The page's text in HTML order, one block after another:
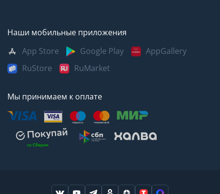
Наши мобильные приложения
App Store
Google Play
AppGallery
RuStore
RuMarket
Мы принимаем к оплате